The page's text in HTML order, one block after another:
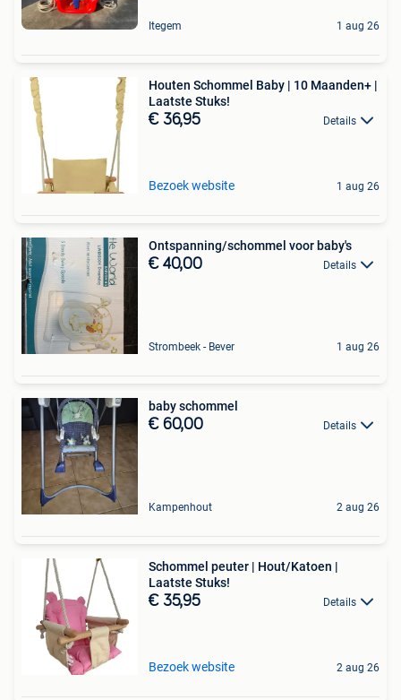
Itegem 1 aug 26
Houten Schommel Baby | 10 Maanden+ |
Laatste Stuks!
€ 36,95 Details
Bezoek website 1 aug 26
Ontspanning/schommel voor baby's
€ 40,00 Details
Strombeek - Bever 1 aug 26
baby schommel
€ 60,00 Details
Kampenhout 2 aug 26
Schommel peuter | Hout/Katoen |
Laatste Stuks!
€ 35,95 Details
Bezoek website 2 aug 26